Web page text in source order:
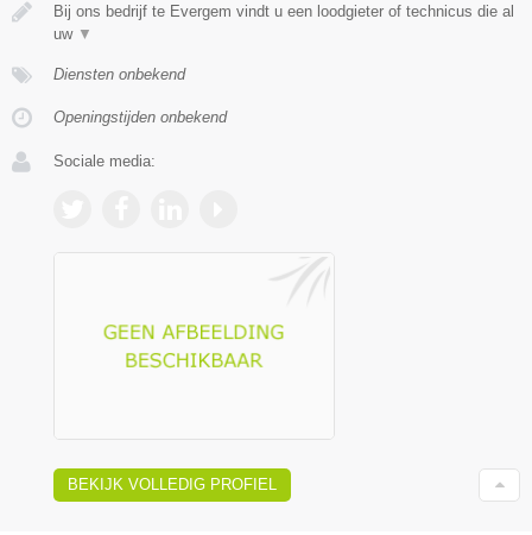
Bij ons bedrijf te Evergem vindt u een loodgieter of technicus die al
uw ▼
Diensten onbekend
Openingstijden onbekend
Sociale media:
BEKIJK VOLLEDIG PROFIEL